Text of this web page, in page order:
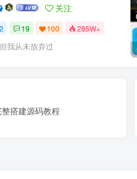
关注
19 100 285W+
我从未放弃过
搭建源码教程